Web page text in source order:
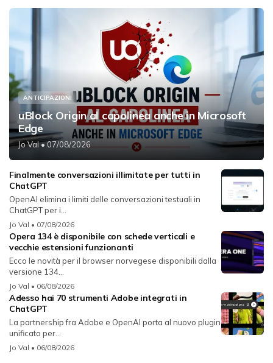
ANTICIPAZIONI
uBlock Origin al capolinea anche in Microsoft
Edge
Jo Val• 07/08/2026
Finalmente conversazioni illimitate per tutti in
ChatGPT
OpenAI elimina i limiti delle conversazioni testuali in
ChatGPT per i...
Jo Val • 07/08/2026
Opera 134 è disponibile con schede verticali e
vecchie estensioni funzionanti
Ecco le novità per il browser norvegese disponibili dalla
versione 134...
Jo Val • 06/08/2026
Adesso hai 70 strumenti Adobe integrati in
ChatGPT
La partnership fra Adobe e OpenAI porta al nuovo plugin
unificato per...
Jo Val • 06/08/2026